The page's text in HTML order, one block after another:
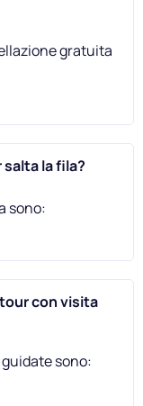
gratuita
la fila?
sono:
con visita
sono: